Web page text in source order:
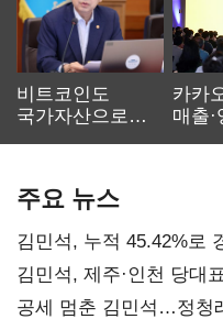
비트코인도
국가자산으로…'
카카
매출
주요 뉴스
김민석, 누적 45.42%로
0.86%p(2보)
김민석, 제주·인천 당대
공세 멈춘 김민석…정청